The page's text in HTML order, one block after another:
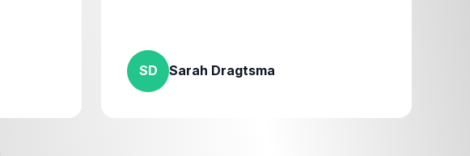
SD Sarah Dragtsma